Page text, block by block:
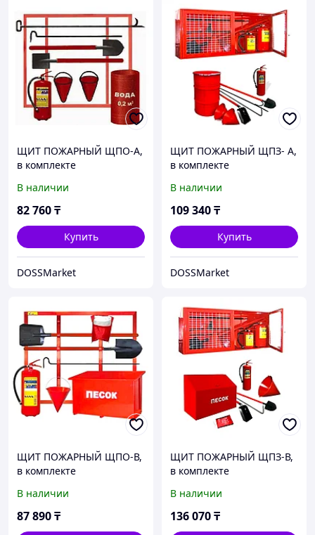
ЩИТ ПОЖАРНЫЙ ЩПО-А,
в комплекте
В наличии
82 760₸
Купить
DOSSMarket
ЩИТ ПОЖАРНЫЙ ЩПЗ- А,
в комплекте
В наличии
109 340₸
Купить
DOSSMarket
ЩИТ ПОЖАРНЫЙ ЩПО-В,
в комплекте
В наличии
87 890₸
ЩИТ ПОЖАРНЫЙ ЩПЗ-В,
в комплекте
В наличии
136 070₸